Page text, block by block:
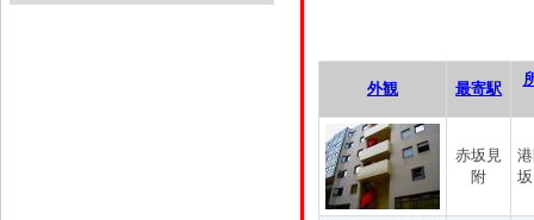
外観 最寄駅
赤坂見
附